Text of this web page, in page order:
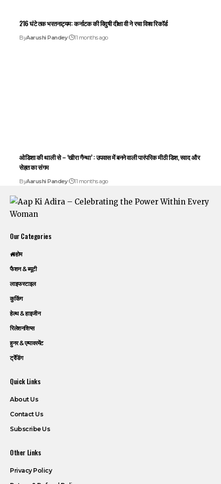
216 घंटे तक भरतनाट्यम: कर्नाटक की विदुषी दीक्षा वी ने रचा विश्व रिकॉर्ड
ByAarushi Pandey 11 months ago
ओडिशा की थाली से – ‘खीरा गैन्था’ : उपवास में बनने वाली पारंपरिक मीठी डिश, स्वाद और
सेहत का संगम
ByAarushi Pandey 11 months ago
Our Categories
होम
फैशन & ब्यूटी
लाइफस्टाइल
कुकिंग
हेल्थ & हाइजीन
रिलेशनशिप्स
हुनर & एम्पावरमेंट
ट्रेंडिंग
Quick Links
About Us
Contact Us
Subscribe Us
Other Links
Privacy Policy